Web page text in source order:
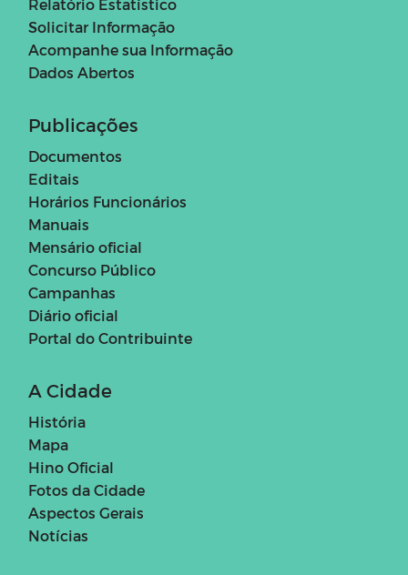
Relatório Estatístico
Solicitar Informação
Acompanhe sua Informação
Dados Abertos
Publicações
Documentos
Editais
Horários Funcionários
Manuais
Mensário oficial
Concurso Público
Campanhas
Diário oficial
Portal do Contribuinte
A Cidade
História
Mapa
Hino Oficial
Fotos da Cidade
Aspectos Gerais
Notícias